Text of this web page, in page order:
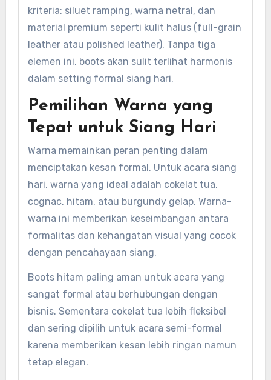
kriteria: siluet ramping, warna netral, dan
material premium seperti kulit halus (full-grain
leather atau polished leather). Tanpa tiga
elemen ini, boots akan sulit terlihat harmonis
dalam setting formal siang hari.
Pemilihan Warna yang
Tepat untuk Siang Hari
Warna memainkan peran penting dalam
menciptakan kesan formal. Untuk acara siang
hari, warna yang ideal adalah cokelat tua,
cognac, hitam, atau burgundy gelap. Warna-
warna ini memberikan keseimbangan antara
formalitas dan kehangatan visual yang cocok
dengan pencahayaan siang.
Boots hitam paling aman untuk acara yang
sangat formal atau berhubungan dengan
bisnis. Sementara cokelat tua lebih fleksibel
dan sering dipilih untuk acara semi-formal
karena memberikan kesan lebih ringan namun
tetap elegan.